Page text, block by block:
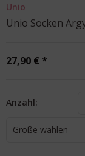
Unio
Unio Socken
27,90 € *
Anzahl:
Größe wählen